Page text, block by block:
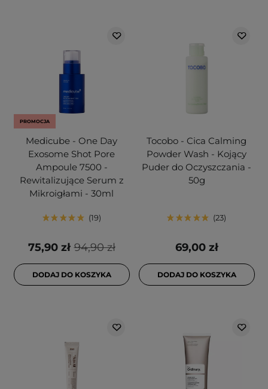
PROMOCJA
Medicube - One Day
Exosome Shot Pore
Ampoule 7500 -
Rewitalizujące Serum z
Mikroigłami - 30ml
19
94,90 zł
75,90 zł
DODAJ DO KOSZYKA
Tocobo - Cica Calming
Powder Wash - Kojący
Puder do Oczyszczania -
50g
23
69,00 zł
DODAJ DO KOSZYKA